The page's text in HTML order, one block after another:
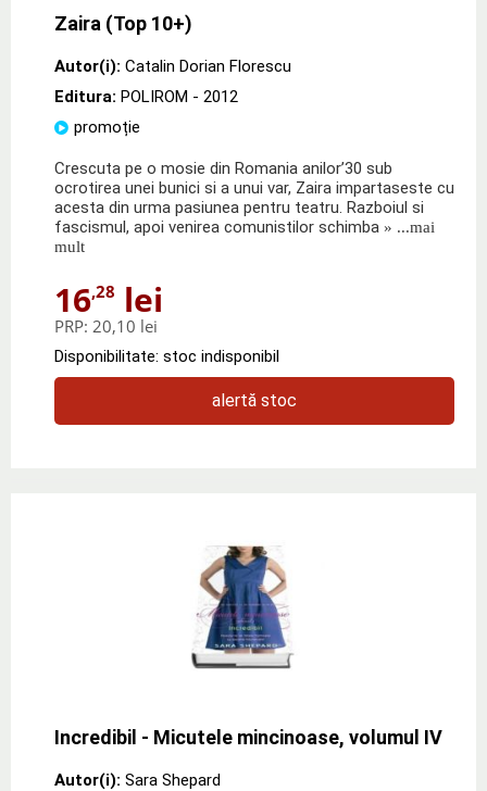
Zaira (Top 10+)
Autor(i): Catalin Dorian Florescu
Editura: POLIROM - 2012
promoție
Crescuta pe o mosie din Romania anilor’30 sub
ocrotirea unei bunici si a unui var, Zaira impartaseste cu
acesta din urma pasiunea pentru teatru. Razboiul si
fascismul, apoi venirea comunistilor schimba » ...mai
mult
16,28 lei
PRP: 20,10 lei
Disponibilitate: stoc indisponibil
alertă stoc
Incredibil - Micutele mincinoase, volumul IV
Autor(i): Sara Shepard